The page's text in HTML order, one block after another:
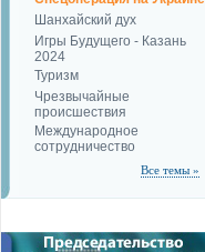
Шанхайский дух
Игры Будущего - Казань
2024
Туризм
Чрезвычайные
происшествия
Международное
сотрудничество
Все темы »